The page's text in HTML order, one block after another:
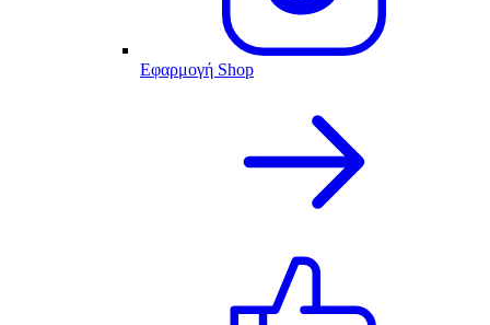
Εφαρμογή Shop